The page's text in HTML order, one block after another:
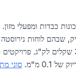
כבדות ומפעלי מזון.
שבהם לוחות נירוסטה
משמשים למיכלים ומשטחי עבודה. מחיר ממוצע: 35 שקלים לק"ג.
0.1 מ"מ.
סוגי